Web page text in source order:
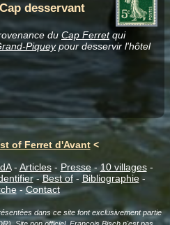
desservant
du Cap Ferretqui
Piqueypour desservir l'hôtel
of Ferret d'Avant<
- Articles- Presse-10 villages-
-Best of-Bibliographie-
-Contact
dans ce site font exclusivement partie
Site non officiel. François Bisch n'est pas